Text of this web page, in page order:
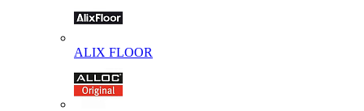
ALIX FLOOR